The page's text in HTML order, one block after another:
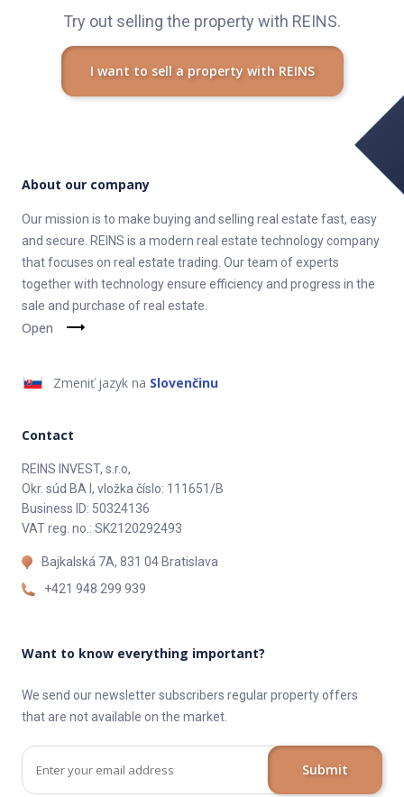
Try out selling the property with REINS.
I want to sell a property with REINS
About our company
Our mission is to make buying and selling real estate fast, easy
and secure. REINS is a modern real estate technology company
that focuses on real estate trading. Our team of experts
together with technology ensure efficiency and progress in the
sale and purchase of real estate.
Open
Zmeniť jazyk na Slovenčinu
Contact
REINS INVEST, s.r.o,
Okr. súd BA I, vložka číslo: 111651/B
Business ID: 50324136
VAT reg. no.: SK2120292493
Bajkalská 7A, 831 04 Bratislava
+421 948 299 939
Want to know everything important?
We send our newsletter subscribers regular property offers
that are not available on the market.
Submit